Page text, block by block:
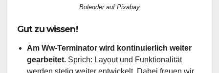
Bolender auf Pixabay
Gut zu wissen!
Am Ww-Terminator wird kontinuierlich weiter
gearbeitet. Sprich: Layout und Funktionalität
werden stetig weiter entwickelt. Dabei freuen wir